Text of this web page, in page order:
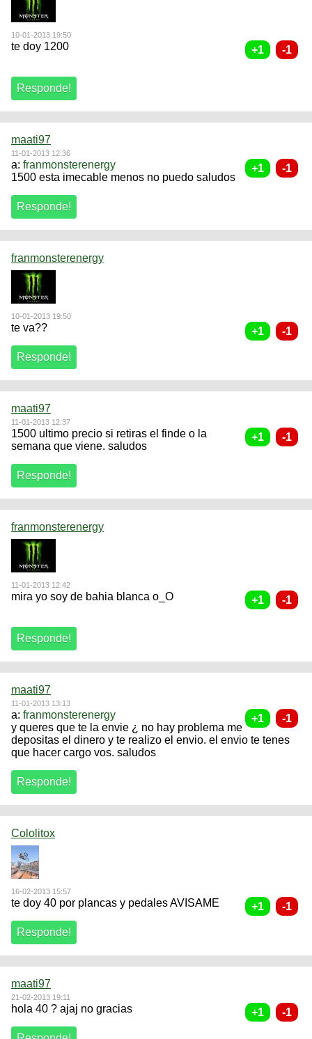
10-01-2013 19:50
te doy 1200
maati97
11-01-2013 12:36
a: franmonsterenergy
1500 esta imecable menos no puedo saludos
franmonsterenergy
10-01-2013 19:50
te va??
maati97
11-01-2013 12:37
1500 ultimo precio si retiras el finde o la
semana que viene. saludos
franmonsterenergy
11-01-2013 12:42
mira yo soy de bahia blanca o_O
maati97
11-01-2013 13:13
a: franmonsterenergy
y queres que te la envie ¿ no hay problema me
depositas el dinero y te realizo el envio. el envio te tenes
que hacer cargo vos. saludos
Cololitox
16-02-2013 15:57
te doy 40 por plancas y pedales AVISAME
maati97
21-02-2013 19:11
hola 40 ? ajaj no gracias